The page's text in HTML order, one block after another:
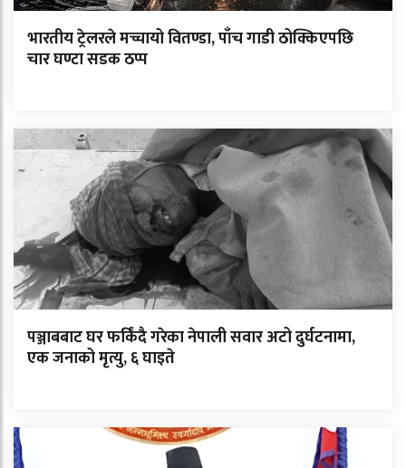
भारतीय ट्रेलरले मच्चायो वितण्डा, पाँच गाडी ठोक्किएपछि
चार घण्टा सडक ठप्प
पञ्जाबबाट घर फर्किंदै गरेका नेपाली सवार अटो दुर्घटनामा,
एक जनाको मृत्यु, ६ घाइते